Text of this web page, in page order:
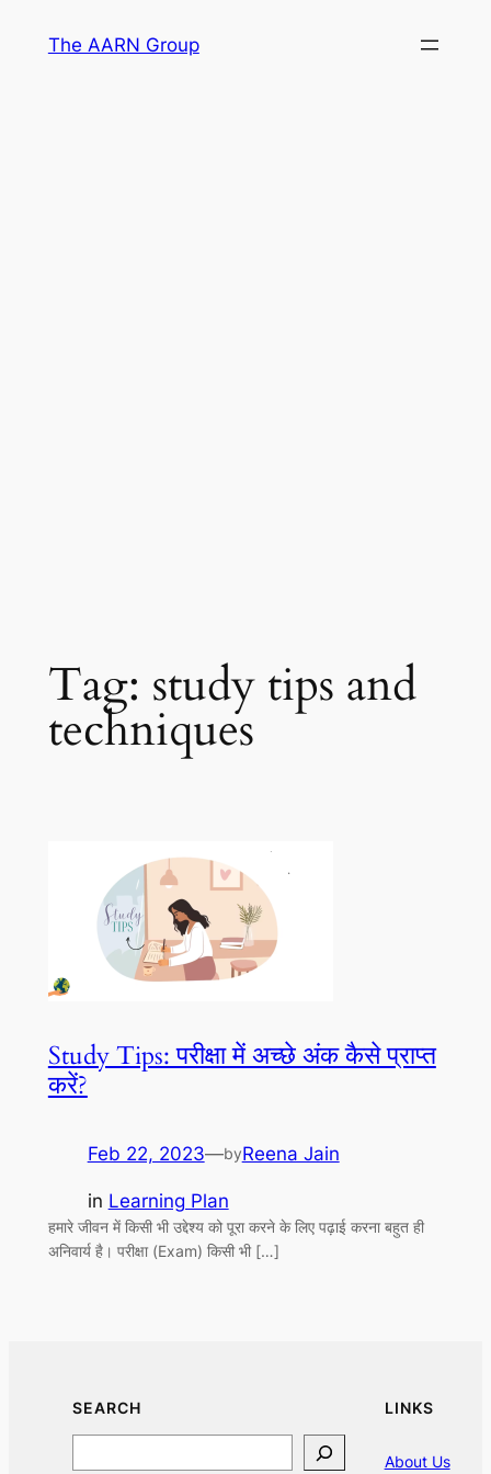
The AARN Group
Tag: study tips and
techniques
Study Tips: परीक्षा में अच्छे अंक कैसे प्राप्त
करें?
Feb 22, 2023—byReena Jain
in Learning Plan
हमारे जीवन में किसी भी उद्देश्य को पूरा करने के लिए पढ़ाई करना बहुत ही
अनिवार्य है। परीक्षा (Exam) किसी भी […]
SEARCH LINKS
About Us